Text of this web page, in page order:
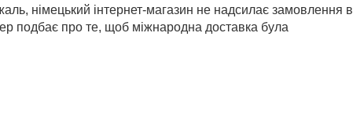
німецький інтернет-магазин не надсилає замовлення в
подбає про те, щоб міжнародна доставка була